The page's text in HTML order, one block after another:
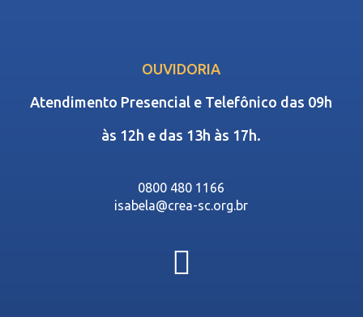
OUVIDORIA
Atendimento Presencial e Telefônico das 09h
às 12h e das 13h às 17h.
0800 480 1166
isabela@crea-sc.org.br